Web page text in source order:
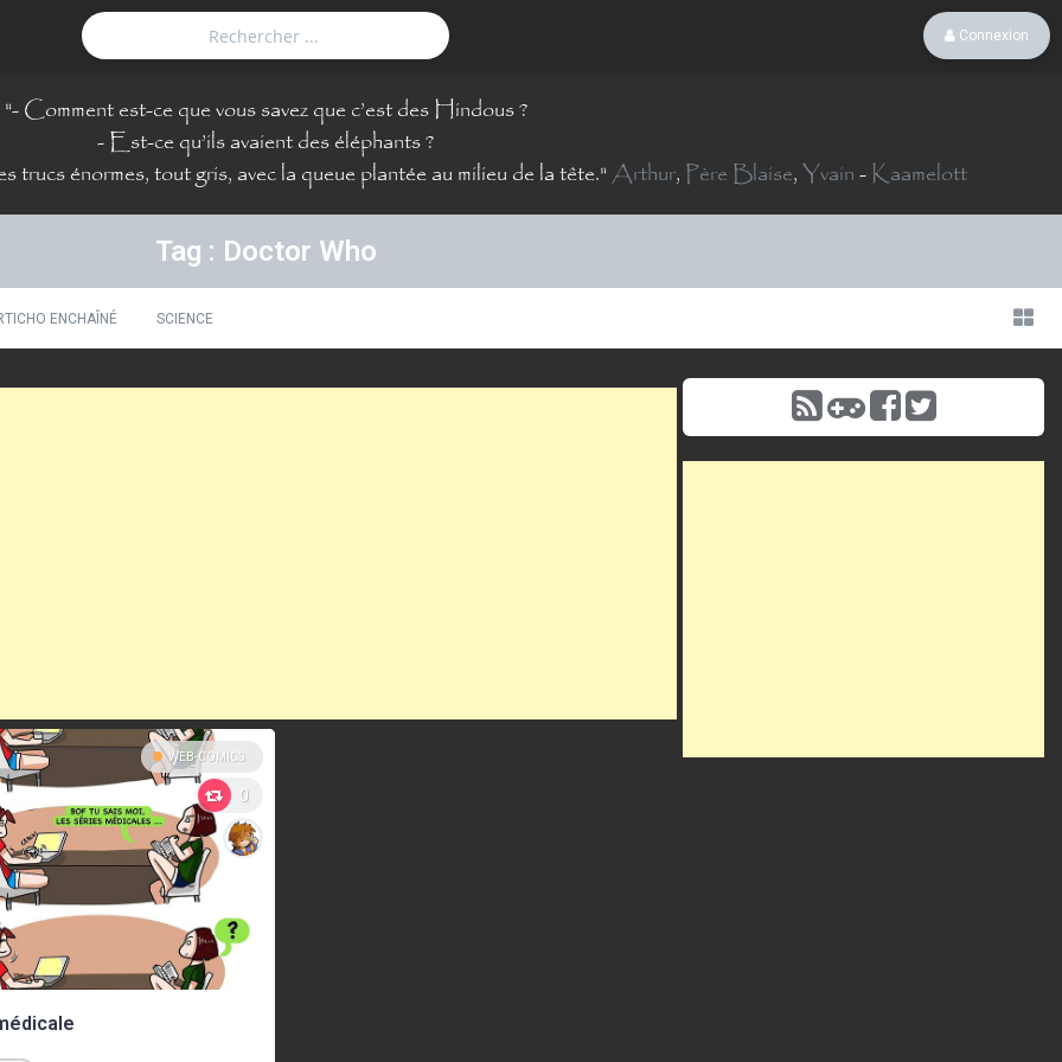
Connexion
"- Comment est-ce que vous savez que c’est des Hindous ?
- Est-ce qu’ils avaient des éléphants ?
énormes, tout gris, avec la queue plantée au milieu de la tête."Arthur, Père Blaise,Yvain-Kaamelott
Tag : Doctor Who
ENCHAÎNÉ SCIENCE
WEB-COMICS
0